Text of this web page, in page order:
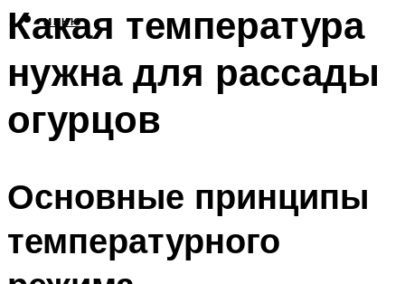
МЕНЮ
Какая температура
нужна для рассады
огурцов
Основные принципы
температурного